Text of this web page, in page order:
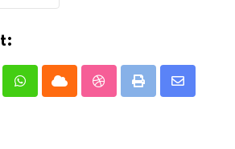
WhatsappCloud StumbleUpon
Print
Share